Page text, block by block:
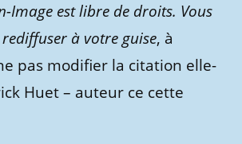
Image est libre de droits. Vous
à votre guise, à
pas modifier la citation elle-
Huet – auteur ce cette